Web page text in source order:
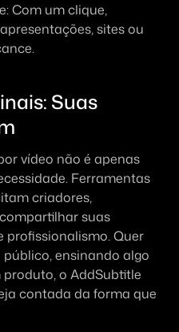
Com um clique,
sites ou
Suas
vídeo não é apenas
Ferramentas
criadores,
suas
profissionalismo. Quer
ensinando algo
o AddSubtitle
contada da forma que